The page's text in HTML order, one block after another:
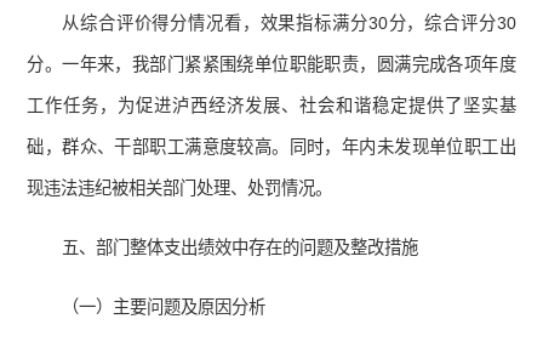
从综合评价得分情况看，效果指标满分30分，综合评分30
分。一年来，我部门紧紧围绕单位职能职责，圆满完成各项年度
工作任务，为促进泸西经济发展、社会和谐稳定提供了坚实基
础，群众、干部职工满意度较高。同时，年内未发现单位职工出
现违法违纪被相关部门处理、处罚情况。
五、部门整体支出绩效中存在的问题及整改措施
（一）主要问题及原因分析